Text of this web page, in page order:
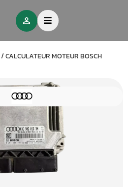
/CALCULATEUR MOTEUR BOSCH